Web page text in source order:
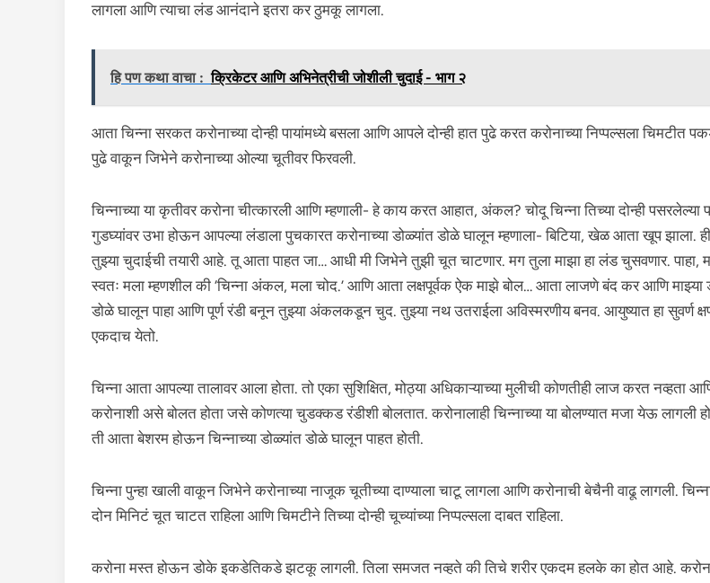
लागला आणि त्याचा लंड आनंदाने इतरा कर ठुमकू लागला.
हि पण कथा वाचा : क्रिकेटर आणि अभिनेत्रीची जोशीली चुदाई - भाग २
आता चिन्ना सरकत करोनाच्या दोन्ही पायांमध्ये बसला आणि आपले दोन्ही हात पुढे करत करोनाच्या निप्पल्सला चिमटीत
पुढे वाकून जिभेने करोनाच्या ओल्या चूतीवर फिरवली.
चिन्नाच्या या कृतीवर करोना चीत्कारली आणि म्हणाली- हे काय करत आहात, अंकल? चोदू चिन्ना तिच्या दोन्ही पसरलेल्या
गुडघ्यांवर उभा होऊन आपल्या लंडाला पुचकारत करोनाच्या डोळ्यांत डोळे घालून म्हणाला- बिटिया, खेळ आता खूप झाला.
तुझ्या चुदाईची तयारी आहे. तू आता पाहत जा… आधी मी जिभेने तुझी चूत चाटणार. मग तुला माझा हा लंड चुसवणार. पाहा,
स्वतः मला म्हणशील की ‘चिन्ना अंकल, मला चोद.’ आणि आता लक्षपूर्वक ऐक माझे बोल… आता लाजणे बंद कर आणि माझ्या
डोळे घालून पाहा आणि पूर्ण रंडी बनून तुझ्या अंकलकडून चुद. तुझ्या नथ उतराईला अविस्मरणीय बनव. आयुष्यात हा सुवर्ण
एकदाच येतो.
चिन्ना आता आपल्या तालावर आला होता. तो एका सुशिक्षित, मोठ्या अधिकाऱ्याच्या मुलीची कोणतीही लाज करत नव्हता
करोनाशी असे बोलत होता जसे कोणत्या चुडक्कड रंडीशी बोलतात. करोनालाही चिन्नाच्या या बोलण्यात मजा येऊ लागली
ती आता बेशरम होऊन चिन्नाच्या डोळ्यांत डोळे घालून पाहत होती.
चिन्ना पुन्हा खाली वाकून जिभेने करोनाच्या नाजूक चूतीच्या दाण्याला चाटू लागला आणि करोनाची बेचैनी वाढू लागली.
दोन मिनिटं चूत चाटत राहिला आणि चिमटीने तिच्या दोन्ही चूच्यांच्या निप्पल्सला दाबत राहिला.
करोना मस्त होऊन डोके इकडेतिकडे झटकू लागली. तिला समजत नव्हते की तिचे शरीर एकदम हलके का होत आहे.